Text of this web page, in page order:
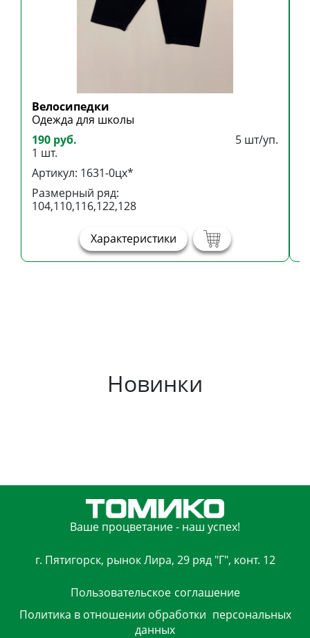
Велосипедки
Одежда для школы
190 руб.
1 шт.
5 шт/уп.
Артикул: 1631-0цх*
Размерный ряд:
104,110,116,122,128
Характеристики
Новинки
Ваше процветание - наш успех!
г. Пятигорск, рынок Лира, 29 ряд "Г", конт. 12
Пользовательское соглашение
Политика в отношении обработки персональных
данных